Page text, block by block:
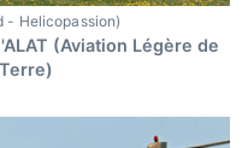
- Helicopassion)
(Aviation Légère de